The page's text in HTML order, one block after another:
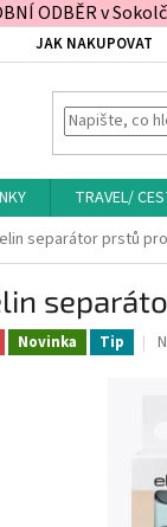
ODBĚR v
JAK NAKUPOVAT
TRAVEL/
separátor prstů
Novinka Tip
5